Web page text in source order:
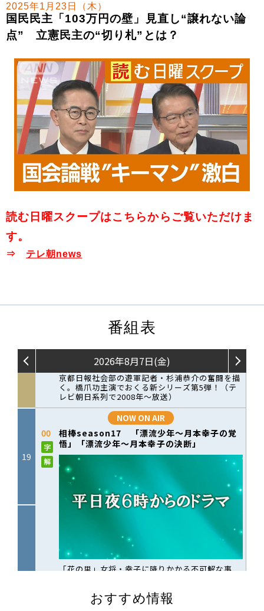
2025年1月23日（木）
国民民主「103万円の壁」見直し“譲れない論
点” 立憲民主の“切り札”とは？
読む日曜スクープはこちらからご覧いただけま
す。
⇒ テレ朝news
番組表
おすすめ情報